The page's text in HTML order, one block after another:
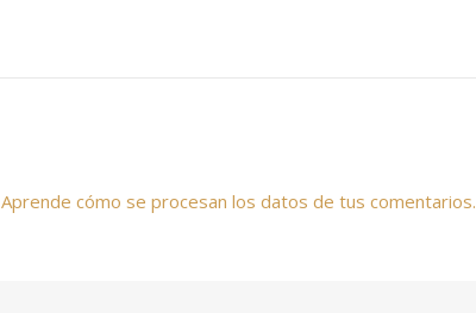
Aprende cómo se procesan los datos de tus comentarios.